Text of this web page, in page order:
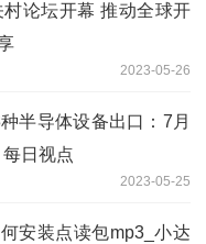
论坛开幕 推动全球开
2023-05-26
半导体设备出口：7月
日视点
2023-05-25
安装点读包mp3_小达